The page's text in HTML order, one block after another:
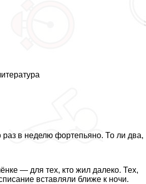
в неделю фортепьяно. То ли два,
— для тех, кто жил далеко. Тех,
вставляли ближе к ночи.